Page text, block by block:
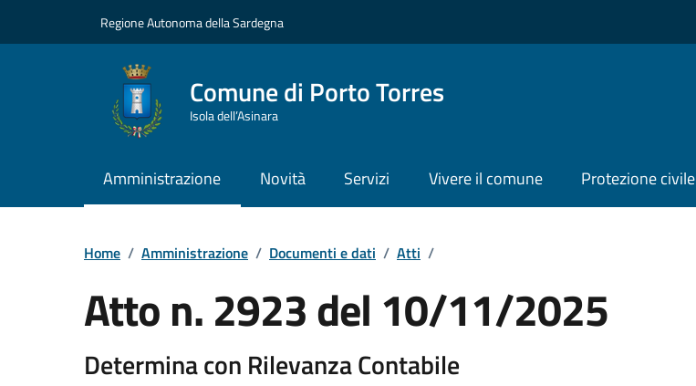
Regione Autonoma della Sardegna
Comune di Porto Torres
Isola dell’Asinara
Amministrazione Novità Servizi Vivere il comune Protezione civile
Home / Amministrazione / Documenti e dati / Atti /
Atto n. 2923 del 10/11/2025
Determina con Rilevanza Contabile